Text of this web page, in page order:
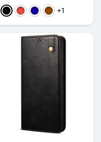
Schwarz
Rot Dunkelblau
Braun
+1